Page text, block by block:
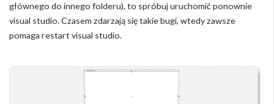
głównego do innego folderu), to spróbuj uruchomić ponownie
visual studio. Czasem zdarzają się takie bugi, wtedy zawsze
pomaga restart visual studio.